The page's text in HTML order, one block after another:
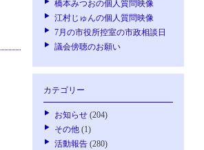
橋本みつおの個人質問映像
江村じゅんの個人質問映像
7月の市役所控室の市政相談日
議会傍聴のお願い
カテゴリー
お知らせ (204)
その他 (1)
活動報告 (280)